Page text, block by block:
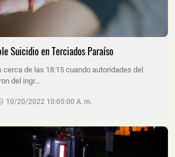
Suicidio en Terciados Paraíso
cerca de las 18:15 cuando autoridades del
del ingr…
10/20/2022 10:05:00 A. M.